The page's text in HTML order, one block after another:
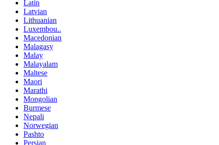
Latin
Latvian
Lithuanian
Luxembou..
Macedonian
Malagasy
Malay
Malayalam
Maltese
Maori
Marathi
Mongolian
Burmese
Nepali
Norwegian
Pashto
Persian